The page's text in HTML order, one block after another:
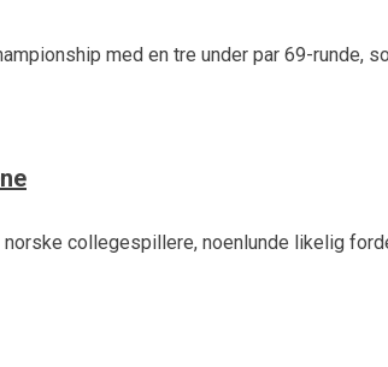
med en tre under par 69-runde,
collegespillere, noenlunde likelig